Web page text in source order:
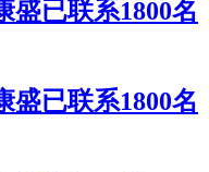
盛已联系1800名
盛已联系1800名